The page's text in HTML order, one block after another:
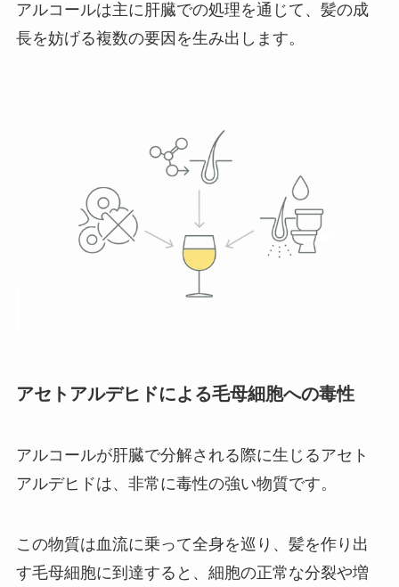
アルコールは主に肝臓での処理を通じて、髪の成
長を妨げる複数の要因を生み出します。
アセトアルデヒドによる毛母細胞への毒性
アルコールが肝臓で分解される際に生じるアセト
アルデヒドは、非常に毒性の強い物質です。
この物質は血流に乗って全身を巡り、髪を作り出
す毛母細胞に到達すると、細胞の正常な分裂や増